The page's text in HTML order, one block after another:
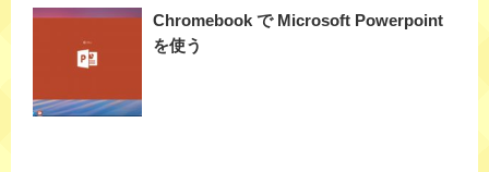
Chromebook で Microsoft Powerpoint
を使う